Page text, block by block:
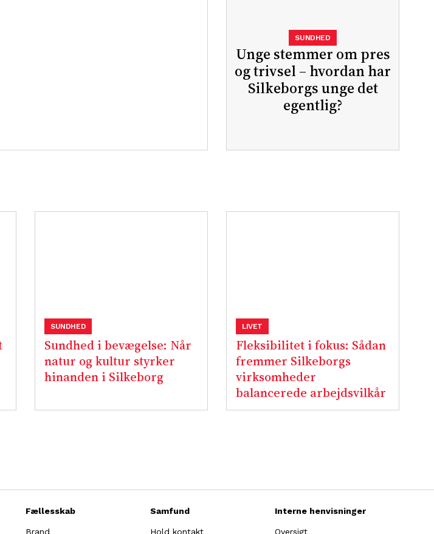
Unge stemmer om pres
og trivsel – hvordan har
Silkeborgs unge det
egentlig?
SUNDHED
Sundhed i bevægelse: Når
natur og kultur styrker
hinanden i Silkeborg
SUNDHED
Fleksibilitet i fokus: Sådan
fremmer Silkeborgs
virksomheder
balancerede arbejdsvilkår
LIVET
Fællesskab
Brand
Samfund
Hold kontakt
Interne henvisninger
Oversigt